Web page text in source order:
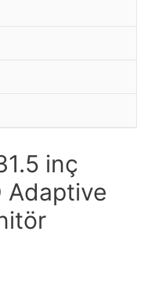
inç
Adaptive